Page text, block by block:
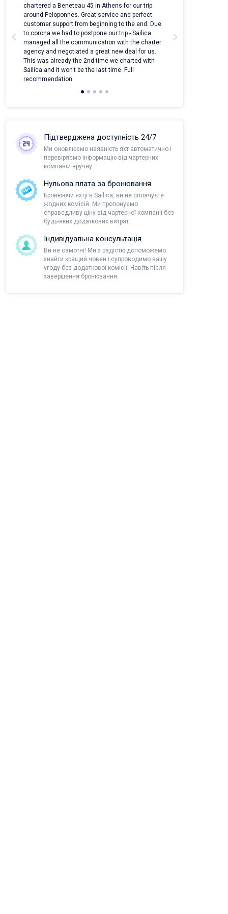
chartered a Beneteau 45 in Athens for our trip
around Peloponnes. Great service and perfect
customer support from beginning to the end. Due
to corona we had to postpone our trip - Sailica
managed all the communication with the charter
agency and negotiated a great new deal for us.
This was already the 2nd time we charted with
Sailica and it won't be the last time. Full
recommendation
Підтверджена доступність 24/7
Ми оновлюємо наявність яхт автоматично і
перевіряємо інформацію від чартерних
компаній вручну
Нульова плата за бронювання
Бронюючи яхту в Sailica, ви не сплачуєте
жодних комісій. Ми пропонуємо
справедливу ціну від чартерної компанії без
будь-яких додаткових витрат.
Індивідуальна консультація
Ви не самотні! Ми з радістю допоможемо
знайти кращий човен і супроводимо вашу
угоду без додаткової комісії. Навіть після
завершення бронювання.